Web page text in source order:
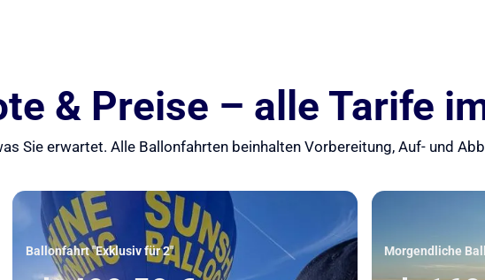
& Preise – alle Tarife
Sie erwartet. Alle Ballonfahrten beinhalten Vorbereitung, Auf- und
Unser Beststeller
Ballonfahrt "Exklusiv für 2" Morgendliche